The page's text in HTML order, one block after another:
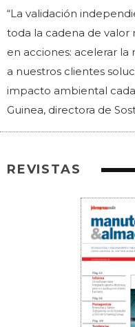
“La validación
toda la cadena de
en acciones: acelerar
a nuestros clientes
impacto ambiental
Guinea, directora de
REVISTAS